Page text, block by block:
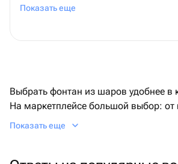
невероятное, всегда безумно
Показать еще
Выбрать фонтан из шаров удобнее в
На маркетплейсе большой выбор: от
классических до больших трендовых
Показать еще